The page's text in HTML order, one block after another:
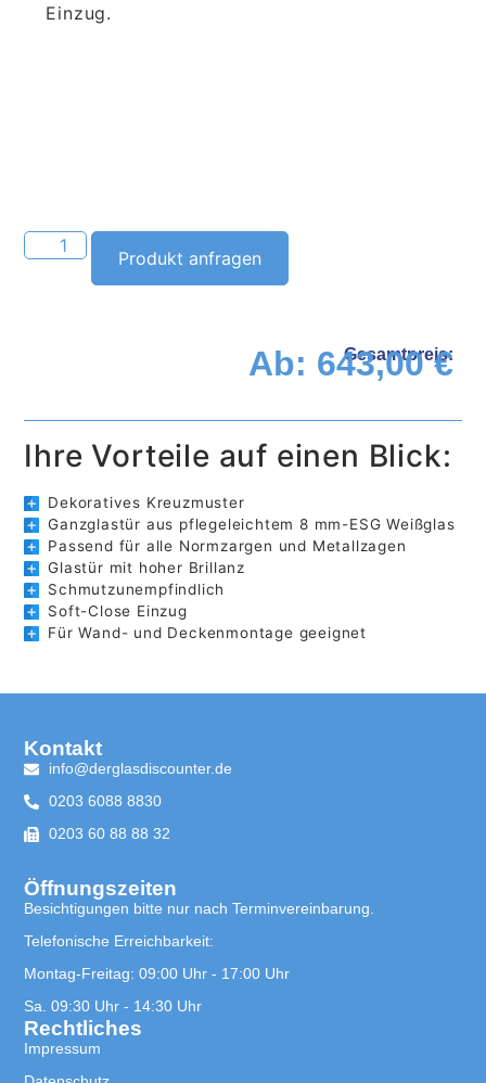
Einzug.
Produkt anfragen
Gesamtpreis:
Ab: 643,00€
Ihre Vorteile auf einen Blick:
Dekoratives Kreuzmuster
Ganzglastür aus pflegeleichtem 8 mm-ESG Weißglas
Passend für alle Normzargen und Metallzagen
Glastür mit hoher Brillanz
Schmutzunempfindlich
Soft-Close Einzug
Für Wand- und Deckenmontage geeignet
Kontakt
info@derglasdiscounter.de
0203 6088 8830
0203 60 88 88 32
Öffnungszeiten
Besichtigungen bitte nur nach Terminvereinbarung.
Telefonische Erreichbarkeit:
Montag-Freitag: 09:00 Uhr - 17:00 Uhr
Sa. 09:30 Uhr - 14:30 Uhr
Rechtliches
Impressum